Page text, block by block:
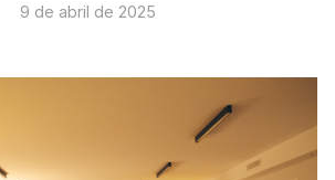
9 de abril de 2025